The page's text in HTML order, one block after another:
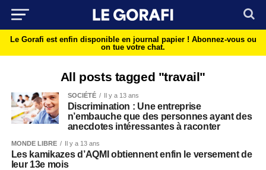
Le Gorafi est enfin disponible en journal papier ! Abonnez-vous ou
on tue votre chat.
All posts tagged "travail"
SOCIÉTÉ Il y a 13 ans
Discrimination : Une entreprise
n’embauche que des personnes ayant des
anecdotes intéressantes à raconter
MONDE LIBRE Il y a 13 ans
Les kamikazes d’AQMI obtiennent enfin le versement de
leur 13e mois